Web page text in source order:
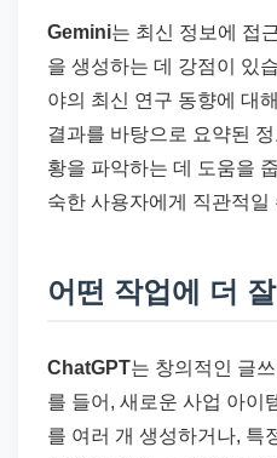
Gemini는 최신 정보에 접
을 생성하는 데 강점이 있
야의 최신 연구 동향에 대
결과를 바탕으로 요약된
황을 파악하는 데 도움을
숙한 사용자에게 직관적일
어떤 작업에 더
ChatGPT는 창의적인 글
를 들어, 새로운 사업 아이
를 여러 개 생성하거나, 특